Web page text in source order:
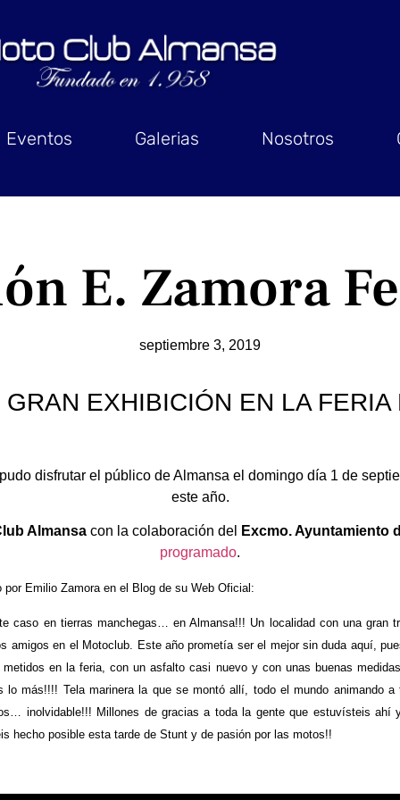
Eventos Galerias Nosotros
E. Zamora
septiembre 3, 2019
EXHIBICIÓN EN LA
disfrutar el público de Almansa el domingo día 1 de
este año.
Almansacon la colaboración del Excmo. Ayuntamiento
programado.
Emilio Zamora en el Blog de su Web Oficial:
caso en tierras manchegas… en Almansa!!! Un localidad con una gran
amigos en el Motoclub. Este año prometía ser el mejor sin duda aquí,
en la feria, con un asfalto casi nuevo y con unas buenas
más!!!! Tela marinera la que se montó allí, todo el mundo animando
inolvidable!!! Millones de gracias a toda la gente que estuvísteis
hecho posible esta tarde de Stunt y de pasión por las motos!!